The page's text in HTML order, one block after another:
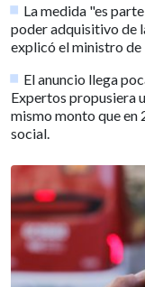
La medida "es
poder adquisitivo de
explicó el ministro
El anuncio llega
Expertos propusiera
mismo monto que en
social.